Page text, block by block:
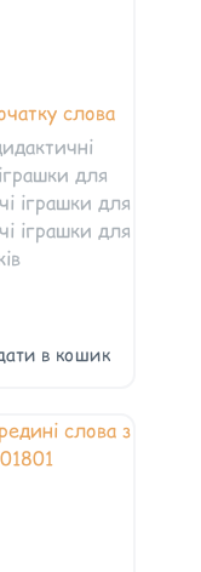
слова
для
іграшки для
іграшки для
в кошик